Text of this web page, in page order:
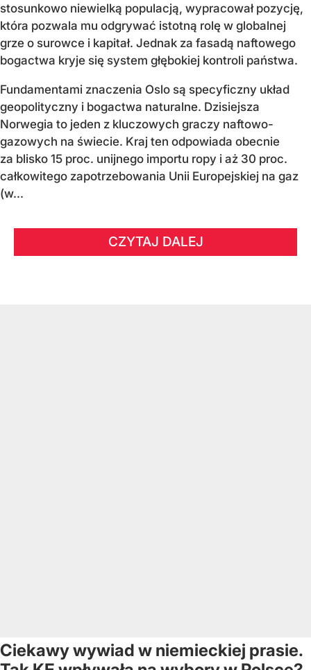
stosunkowo niewielką populacją, wypracował pozycję,
która pozwala mu odgrywać istotną rolę w globalnej
grze o surowce i kapitał. Jednak za fasadą naftowego
bogactwa kryje się system głębokiej kontroli państwa.
Fundamentami znaczenia Oslo są specyficzny układ
geopolityczny i bogactwa naturalne. Dzisiejsza
Norwegia to jeden z kluczowych graczy naftowo-
gazowych na świecie. Kraj ten odpowiada obecnie
za blisko 15 proc. unijnego importu ropy i aż 30 proc.
całkowitego zapotrzebowania Unii Europejskiej na gaz
(w...
CZYTAJ DALEJ
Ciekawy wywiad w niemieckiej prasie.